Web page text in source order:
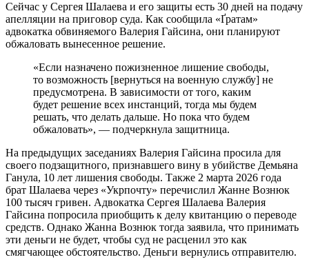
Сейчас у Сергея Шалаева и его защиты есть 30 дней на подачу
апелляции на приговор суда. Как сообщила «Ґратам»
адвокатка обвиняемого Валерия Гайсина, они планируют
обжаловать вынесенное решение.
«Если назначено пожизненное лишение свободы,
то возможность [вернуться на военную службу] не
предусмотрена. В зависимости от того, каким
будет решение всех инстанций, тогда мы будем
решать, что делать дальше. Но пока что будем
обжаловать», — подчеркнула защитница.
На предыдущих заседаниях Валерия Гайсина просила для
своего подзащитного, признавшего вину в убийстве Демьяна
Ганула, 10 лет лишения свободы. Также 2 марта 2026 года
брат Шалаева через «Укрпочту» перечислил Жанне Вознюк
100 тысяч гривен. Адвокатка Сергея Шалаева Валерия
Гайсина попросила приобщить к делу квитанцию о переводе
средств. Однако Жанна Вознюк тогда заявила, что принимать
эти деньги не будет, чтобы суд не расценил это как
смягчающее обстоятельство. Деньги вернулись отправителю.